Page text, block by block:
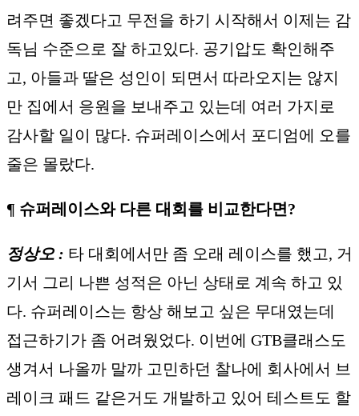
려주면 좋겠다고 무전을 하기 시작해서 이제는 감
독님 수준으로 잘 하고있다. 공기압도 확인해주
고, 아들과 딸은 성인이 되면서 따라오지는 않지
만 집에서 응원을 보내주고 있는데 여러 가지로
감사할 일이 많다. 슈퍼레이스에서 포디엄에 오를
줄은 몰랐다.
¶ 슈퍼레이스와 다른 대회를 비교한다면?
정상오 : 타 대회에서만 좀 오래 레이스를 했고, 거
기서 그리 나쁜 성적은 아닌 상태로 계속 하고 있
다. 슈퍼레이스는 항상 해보고 싶은 무대였는데
접근하기가 좀 어려웠었다. 이번에 GTB클래스도
생겨서 나올까 말까 고민하던 찰나에 회사에서 브
레이크 패드 같은거도 개발하고 있어 테스트도 할